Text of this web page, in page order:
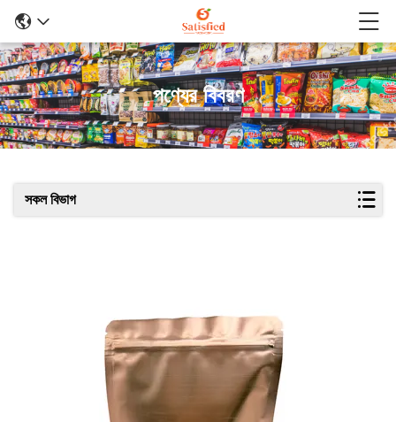
পণ্যের বিবরণ
সকল বিভাগ